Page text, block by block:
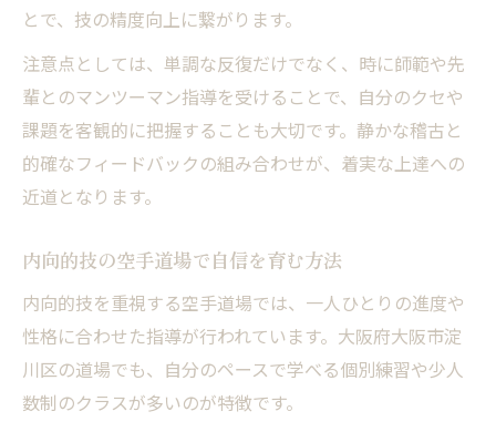
とで、技の精度向上に繋がります。
注意点としては、単調な反復だけでなく、時に師範や先
輩とのマンツーマン指導を受けることで、自分のクセや
課題を客観的に把握することも大切です。静かな稽古と
的確なフィードバックの組み合わせが、着実な上達への
近道となります。
内向的技の空手道場で自信を育む方法
内向的技を重視する空手道場では、一人ひとりの進度や
性格に合わせた指導が行われています。大阪府大阪市淀
川区の道場でも、自分のペースで学べる個別練習や少人
数制のクラスが多いのが特徴です。